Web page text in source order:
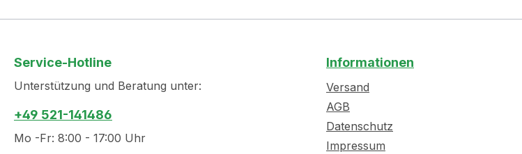
Service-Hotline
Unterstützung und Beratung unter:
+49 521-141486
Mo -Fr: 8:00 - 17:00 Uhr
Informationen
Versand
AGB
Datenschutz
Impressum